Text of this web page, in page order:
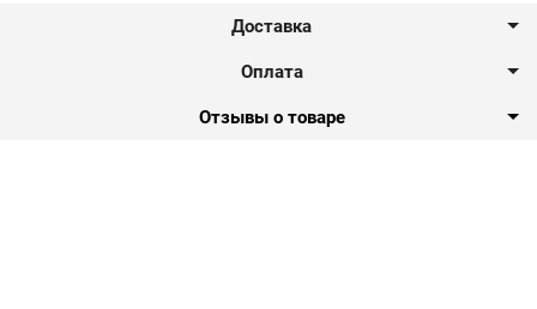
Доставка
Оплата
Отзывы о товаре